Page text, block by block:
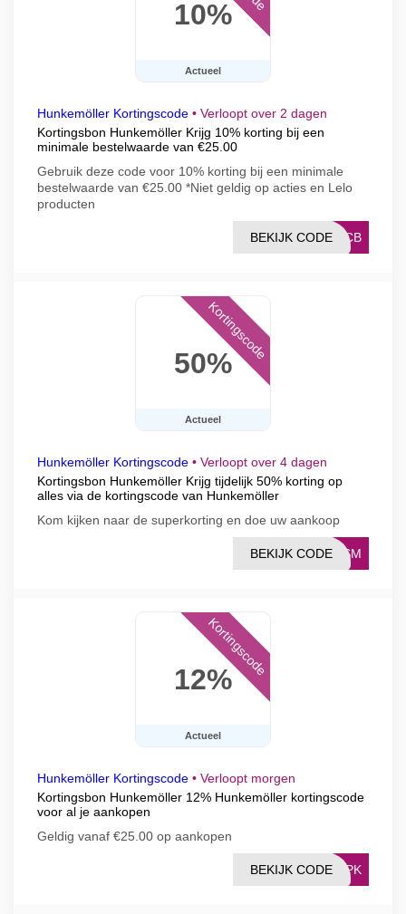
10%
Actueel
Hunkemöller Kortingscode • Verloopt over 2 dagen
Kortingsbon Hunkemöller Krijg 10% korting bij een
minimale bestelwaarde van €25.00
Gebruik deze code voor 10% korting bij een minimale
bestelwaarde van €25.00 *Niet geldig op acties en Lelo
producten
UXCB
BEKIJK CODE
50%
Actueel
Kortingscode
Hunkemöller Kortingscode • Verloopt over 4 dagen
Kortingsbon Hunkemöller Krijg tijdelijk 50% korting op
alles via de kortingscode van Hunkemöller
Kom kijken naar de superkorting en doe uw aankoop
ATSM
BEKIJK CODE
12%
Actueel
Kortingscode
Hunkemöller Kortingscode • Verloopt morgen
Kortingsbon Hunkemöller 12% Hunkemöller kortingscode
voor al je aankopen
Geldig vanaf €25.00 op aankopen
OIPK
BEKIJK CODE